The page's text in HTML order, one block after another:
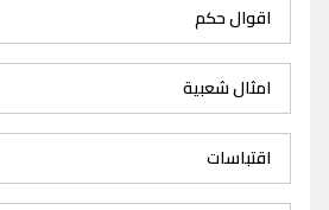
اقوال حكم
امثال شعبية
اقتباسات